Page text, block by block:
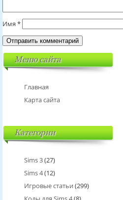
Имя *
Меню сайта
Главная
Карта сайта
Категории
Sims 3(27)
Sims 4(12)
Игровые статьи (299)